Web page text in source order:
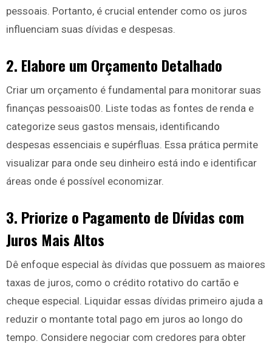
pessoais. Portanto, é crucial entender como os juros
influenciam suas dívidas e despesas.
2. Elabore um Orçamento Detalhado
Criar um orçamento é fundamental para monitorar suas
finanças pessoais00. Liste todas as fontes de renda e
categorize seus gastos mensais, identificando
despesas essenciais e supérfluas. Essa prática permite
visualizar para onde seu dinheiro está indo e identificar
áreas onde é possível economizar.
3. Priorize o Pagamento de Dívidas com
Juros Mais Altos
Dê enfoque especial às dívidas que possuem as maiores
taxas de juros, como o crédito rotativo do cartão e
cheque especial. Liquidar essas dívidas primeiro ajuda a
reduzir o montante total pago em juros ao longo do
tempo. Considere negociar com credores para obter